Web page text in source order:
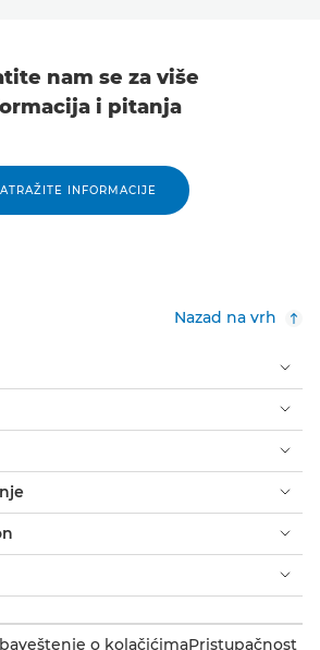
nam se za više
i pitanja
INFORMACIJE
Nazad na vrh
o kolačićimaPristupačnost